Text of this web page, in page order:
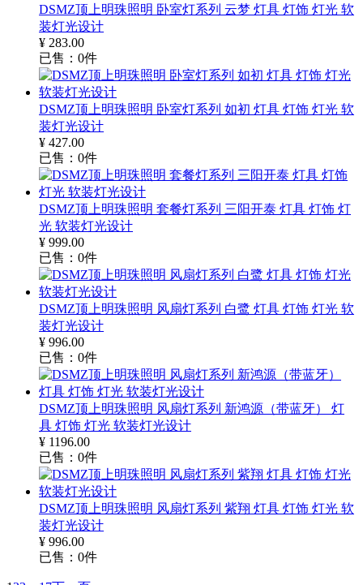
DSMZ顶上明珠照明 卧室灯系列 云梦 灯具 灯饰 灯光 软
装灯光设计
¥ 283.00
已售： 0件
DSMZ顶上明珠照明 卧室灯系列 如初 灯具 灯饰 灯光 软
装灯光设计
¥ 427.00
已售： 0件
DSMZ顶上明珠照明 套餐灯系列 三阳开泰 灯具 灯饰 灯
光 软装灯光设计
¥ 999.00
已售： 0件
DSMZ顶上明珠照明 风扇灯系列 白鹭 灯具 灯饰 灯光 软
装灯光设计
¥ 996.00
已售： 0件
DSMZ顶上明珠照明 风扇灯系列 新鸿源（带蓝牙） 灯
具 灯饰 灯光 软装灯光设计
¥ 1196.00
已售： 0件
DSMZ顶上明珠照明 风扇灯系列 紫翔 灯具 灯饰 灯光 软
装灯光设计
¥ 996.00
已售： 0件